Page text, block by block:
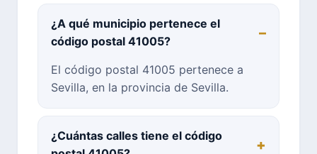
¿A qué municipio pertenece el
código postal 41005?
El código postal 41005 pertenece a
Sevilla, en la provincia de Sevilla.
¿Cuántas calles tiene el código